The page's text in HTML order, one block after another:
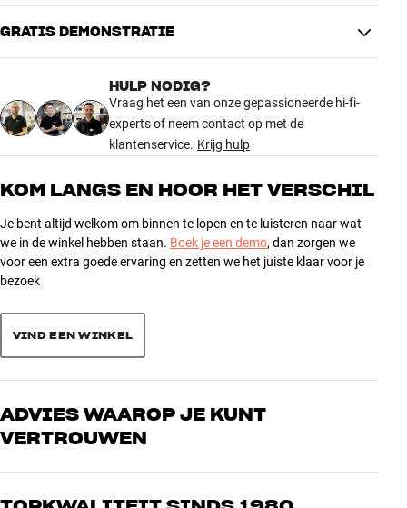
geheel compleet. De krachtige 8” subwoofer voegt een stevige bas
toe die je kunt voelen in de ruimte wanneer je het volume verhoogt.
of bezoek een HiFi Klubben-winkel bij jou in de buurt. Wij staan altijd
klaar om je te helpen.
4.7
348 recensies
5 267
4 67
2
1 3
GRATIS DEMONSTRATIE
HULP NODIG?
Vraag het een van onze gepassioneerde hi-fi-
experts of neem contact op met de
klantenservice. Krijg hulp
KOM LANGS EN HOOR HET VERSCHIL
Je bent altijd welkom om binnen te lopen en te luisteren naar wat
we in de winkel hebben staan. Boek je een demo, dan zorgen we
voor een extra goede ervaring en zetten we het juiste klaar voor je
bezoek
VIND EEN WINKEL
ADVIES WAAROP JE KUNT
VERTROUWEN
Onze medewerkers zijn echte liefhebbers die de producten door en